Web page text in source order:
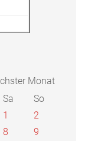
Sa
So
1
2
8
9